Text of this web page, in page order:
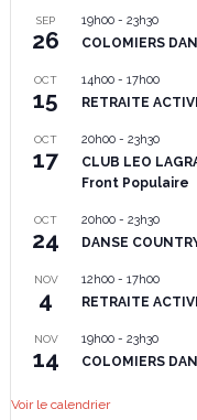
SEP
26
19h00- 23h30
COLOMIERS
OCT
15
14h00- 17h00
RETRAITE
OCT
17
20h00- 23h30
CLUB LEO
Front Populaire
OCT
24
20h00- 23h30
DANSE
NOV
4
12h00- 17h00
RETRAITE
NOV
14
19h00- 23h30
COLOMIERS
Voir le calendrier